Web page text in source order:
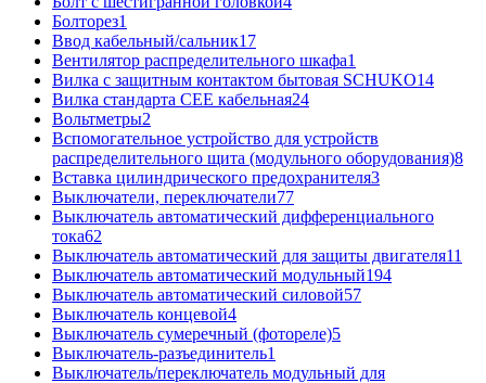
Болторез1
Ввод кабельный/сальник17
Вентилятор распределительного шкафа1
Вилка с защитным контактом бытовая SCHUKO14
Вилка стандарта CEE кабельная24
Вольтметры2
Вспомогательное устройство для устройств
распределительного щита (модульного оборудования)8
Вставка цилиндрического предохранителя3
Выключатели, переключатели77
Выключатель автоматический дифференциального
тока62
Выключатель автоматический для защиты двигателя11
Выключатель автоматический модульный194
Выключатель автоматический силовой57
Выключатель концевой4
Выключатель сумеречный (фотореле)5
Выключатель-разъединитель1
Выключатель/переключатель модульный для